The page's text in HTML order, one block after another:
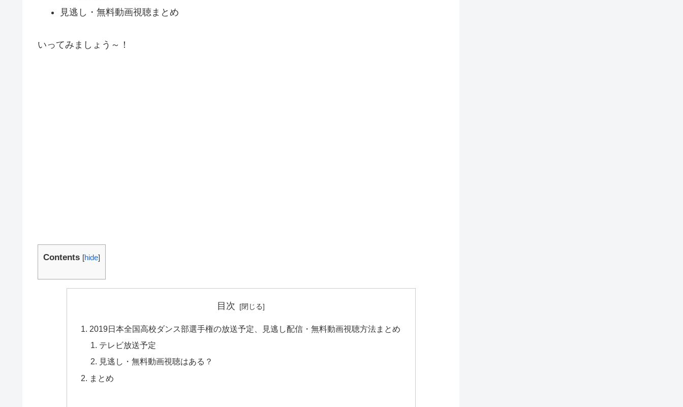
見逃し・無料動画視聴まとめ
いってみましょう～！
Contents [hide]
目次
2019日本全国高校ダンス部選手権の放送予定、見逃し配信・無料動画視聴方法まとめ
テレビ放送予定
見逃し・無料動画視聴はある？
まとめ